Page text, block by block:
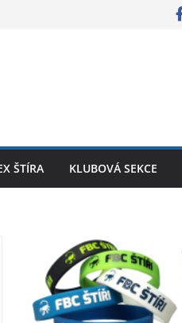
ŠTÍRA KLUBOVÁ SEKCE